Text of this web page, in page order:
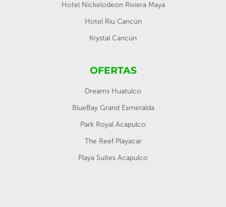
Hotel Nickelodeon Riviera Maya
Hotel Riu Cancún
Krystal Cancún
OFERTAS
Dreams Huatulco
BlueBay Grand Esmeralda
Park Royal Acapulco
The Reef Playacar
Playa Suites Acapulco